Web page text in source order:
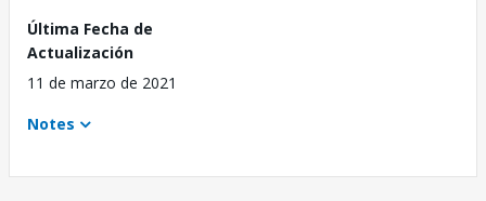
Última Fecha de
Actualización
11 de marzo de 2021
Notes